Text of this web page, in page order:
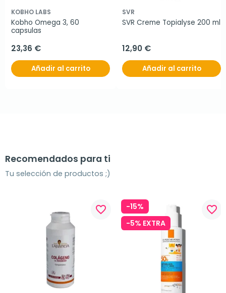
KOBHO LABS
Kobho Omega 3, 60
capsulas
23,36 €
Añadir al carrito
SVR
SVR Creme Topialyse 200 ml
12,90 €
Añadir al carrito
Recomendados para ti
Tu selección de productos ;)
favorite_border
-15%
-5% EXTRA
favorite_border